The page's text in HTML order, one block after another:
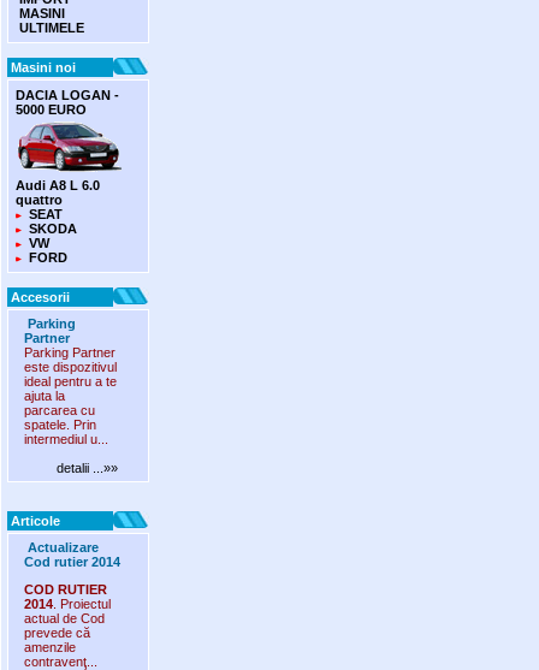
MASINI
ULTIMELE
Masini noi
DACIA LOGAN -
5000 EURO
Audi A8 L 6.0
quattro
SEAT
SKODA
VW
FORD
Accesorii
Parking
Partner
Parking Partner
este dispozitivul
ideal pentru a te
ajuta la
parcarea cu
spatele. Prin
intermediul u...
detalii ...»»
Articole
Actualizare
Cod rutier 2014
COD RUTIER
2014 . Proiectul
actual de Cod
prevede că
amenzile
contravenţ...